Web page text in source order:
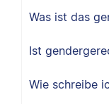
Was ist das
Ist
Wie schreibe